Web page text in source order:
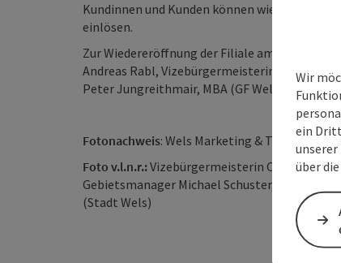
Kundinnen und Kunden können wie bisher
einlösen.
Zur Wiedereröffnung der Filiale am 30.
Andreas Rabl, Vizebürgermeisterin Christa
Peter Jungreithmair, MBA (GF Wels
Fotonachweis: Wels Marketing & Touristik
Foto v.l.n.r.:Vizebürgermeisterin Christa
Gebietsmanager Michael Schuster,
(Stadt Wels)
Wir
ein
über